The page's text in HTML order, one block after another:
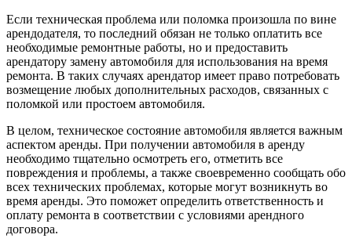
Если техническая проблема или поломка произошла по вине
арендодателя, то последний обязан не только оплатить все
необходимые ремонтные работы, но и предоставить
арендатору замену автомобиля для использования на время
ремонта. В таких случаях арендатор имеет право потребовать
возмещение любых дополнительных расходов, связанных с
поломкой или простоем автомобиля.
В целом, техническое состояние автомобиля является важным
аспектом аренды. При получении автомобиля в аренду
необходимо тщательно осмотреть его, отметить все
повреждения и проблемы, а также своевременно сообщать обо
всех технических проблемах, которые могут возникнуть во
время аренды. Это поможет определить ответственность и
оплату ремонта в соответствии с условиями арендного
договора.